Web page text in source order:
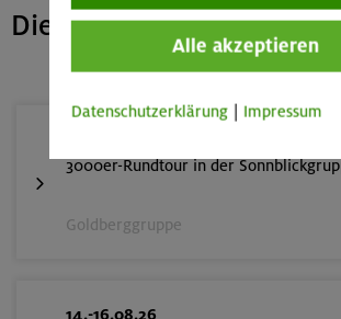
Die nächsten freien
3000er-Rundtour in der
Goldberggruppe
14.-16.08.26
Alle akzeptieren
Datenschutzerklärung Impressum